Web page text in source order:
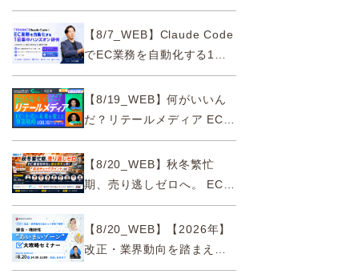
ン」をめぐる問題【薬事法
広告研究所×通販通信
ECMO】
【8/7_WEB】Claude Code
でEC業務を自動化する1日
集中ハンズオン研修【10名
限定・東京三田】
【8/19_WEB】何がいいん
だ？リテールメディア EC・
小売の未来を変える事業戦
略【8/20_WEB】秋冬繁忙
期、売り逃しゼロへ。 EC運
営効率化と機会損失を防ぐ
『直前チェックポイント』
【8/20_WEB】【2026年】
改正・業界動向を踏まえて
事例で理解 健食・機能